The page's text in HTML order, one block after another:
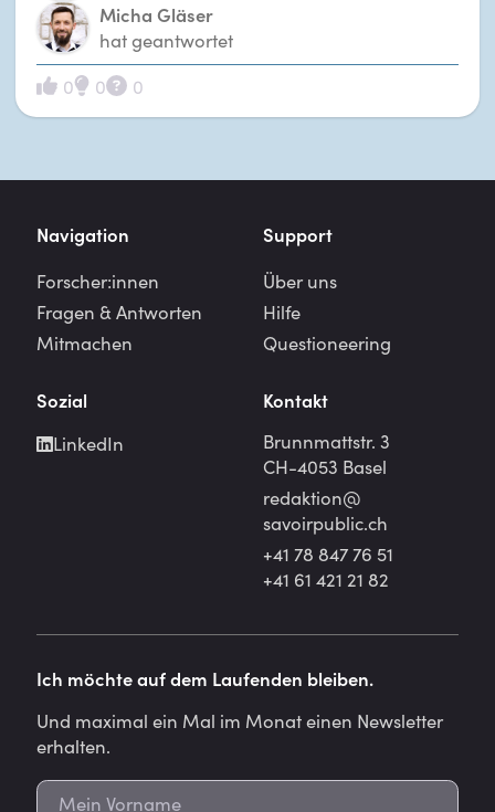
Micha Gläser
hat geantwortet
0
0 0
Navigation
Forscher:innen
Fragen & Antworten
Mitmachen
Support
Über uns
Hilfe
Questioneering
Sozial
LinkedIn
Kontakt
Brunnmattstr. 3
CH-4053 Basel
redaktion@
savoirpublic.ch
+41 78 847 76 51
+41 61 421 21 82
Ich möchte auf dem Laufenden bleiben.
Und maximal ein Mal im Monat einen Newsletter
erhalten.